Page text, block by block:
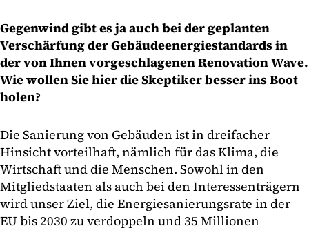
Gegenwind gibt es ja auch bei der geplanten
Verschärfung der Gebäudeenergiestandards in
der von Ihnen vorgeschlagenen Renovation Wave.
Wie wollen Sie hier die Skeptiker besser ins Boot
holen?
Die Sanierung von Gebäuden ist in dreifacher
Hinsicht vorteilhaft, nämlich für das Klima, die
Wirtschaft und die Menschen. Sowohl in den
Mitgliedstaaten als auch bei den Interessenträgern
wird unser Ziel, die Energiesanierungsrate in der
EU bis 2030 zu verdoppeln und 35 Millionen